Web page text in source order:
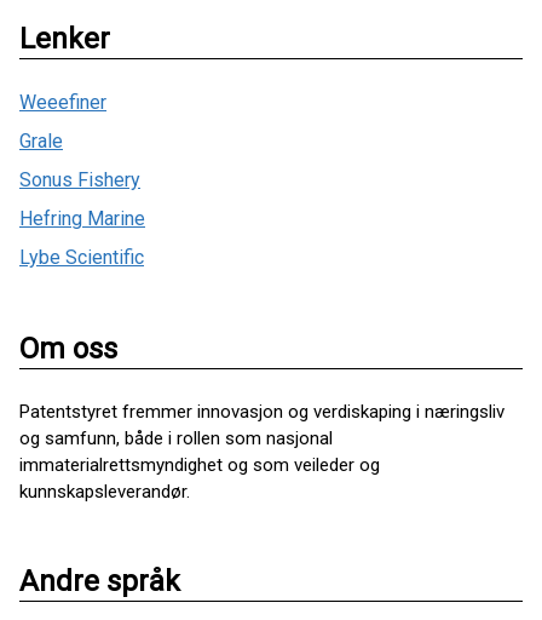
Lenker
Weeefiner
Grale
Sonus Fishery
Hefring Marine
Lybe Scientific
Om oss
Patentstyret fremmer innovasjon og verdiskaping i næringsliv
og samfunn, både i rollen som nasjonal
immaterialrettsmyndighet og som veileder og
kunnskapsleverandør.
Andre språk